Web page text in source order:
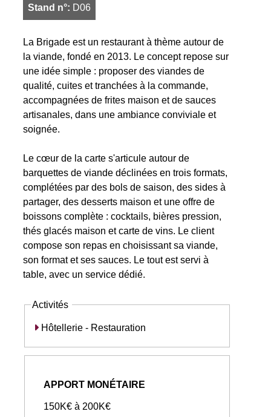
Stand n°: D06
La Brigade est un restaurant à thème autour de
la viande, fondé en 2013. Le concept repose sur
une idée simple : proposer des viandes de
qualité, cuites et tranchées à la commande,
accompagnées de frites maison et de sauces
artisanales, dans une ambiance conviviale et
soignée.
Le cœur de la carte s'articule autour de
barquettes de viande déclinées en trois formats,
complétées par des bols de saison, des sides à
partager, des desserts maison et une offre de
boissons complète : cocktails, bières pression,
thés glacés maison et carte de vins. Le client
compose son repas en choisissant sa viande,
son format et ses sauces. Le tout est servi à
table, avec un service dédié.
Activités
Hôtellerie - Restauration
APPORT MONÉTAIRE
150K€ à 200K€